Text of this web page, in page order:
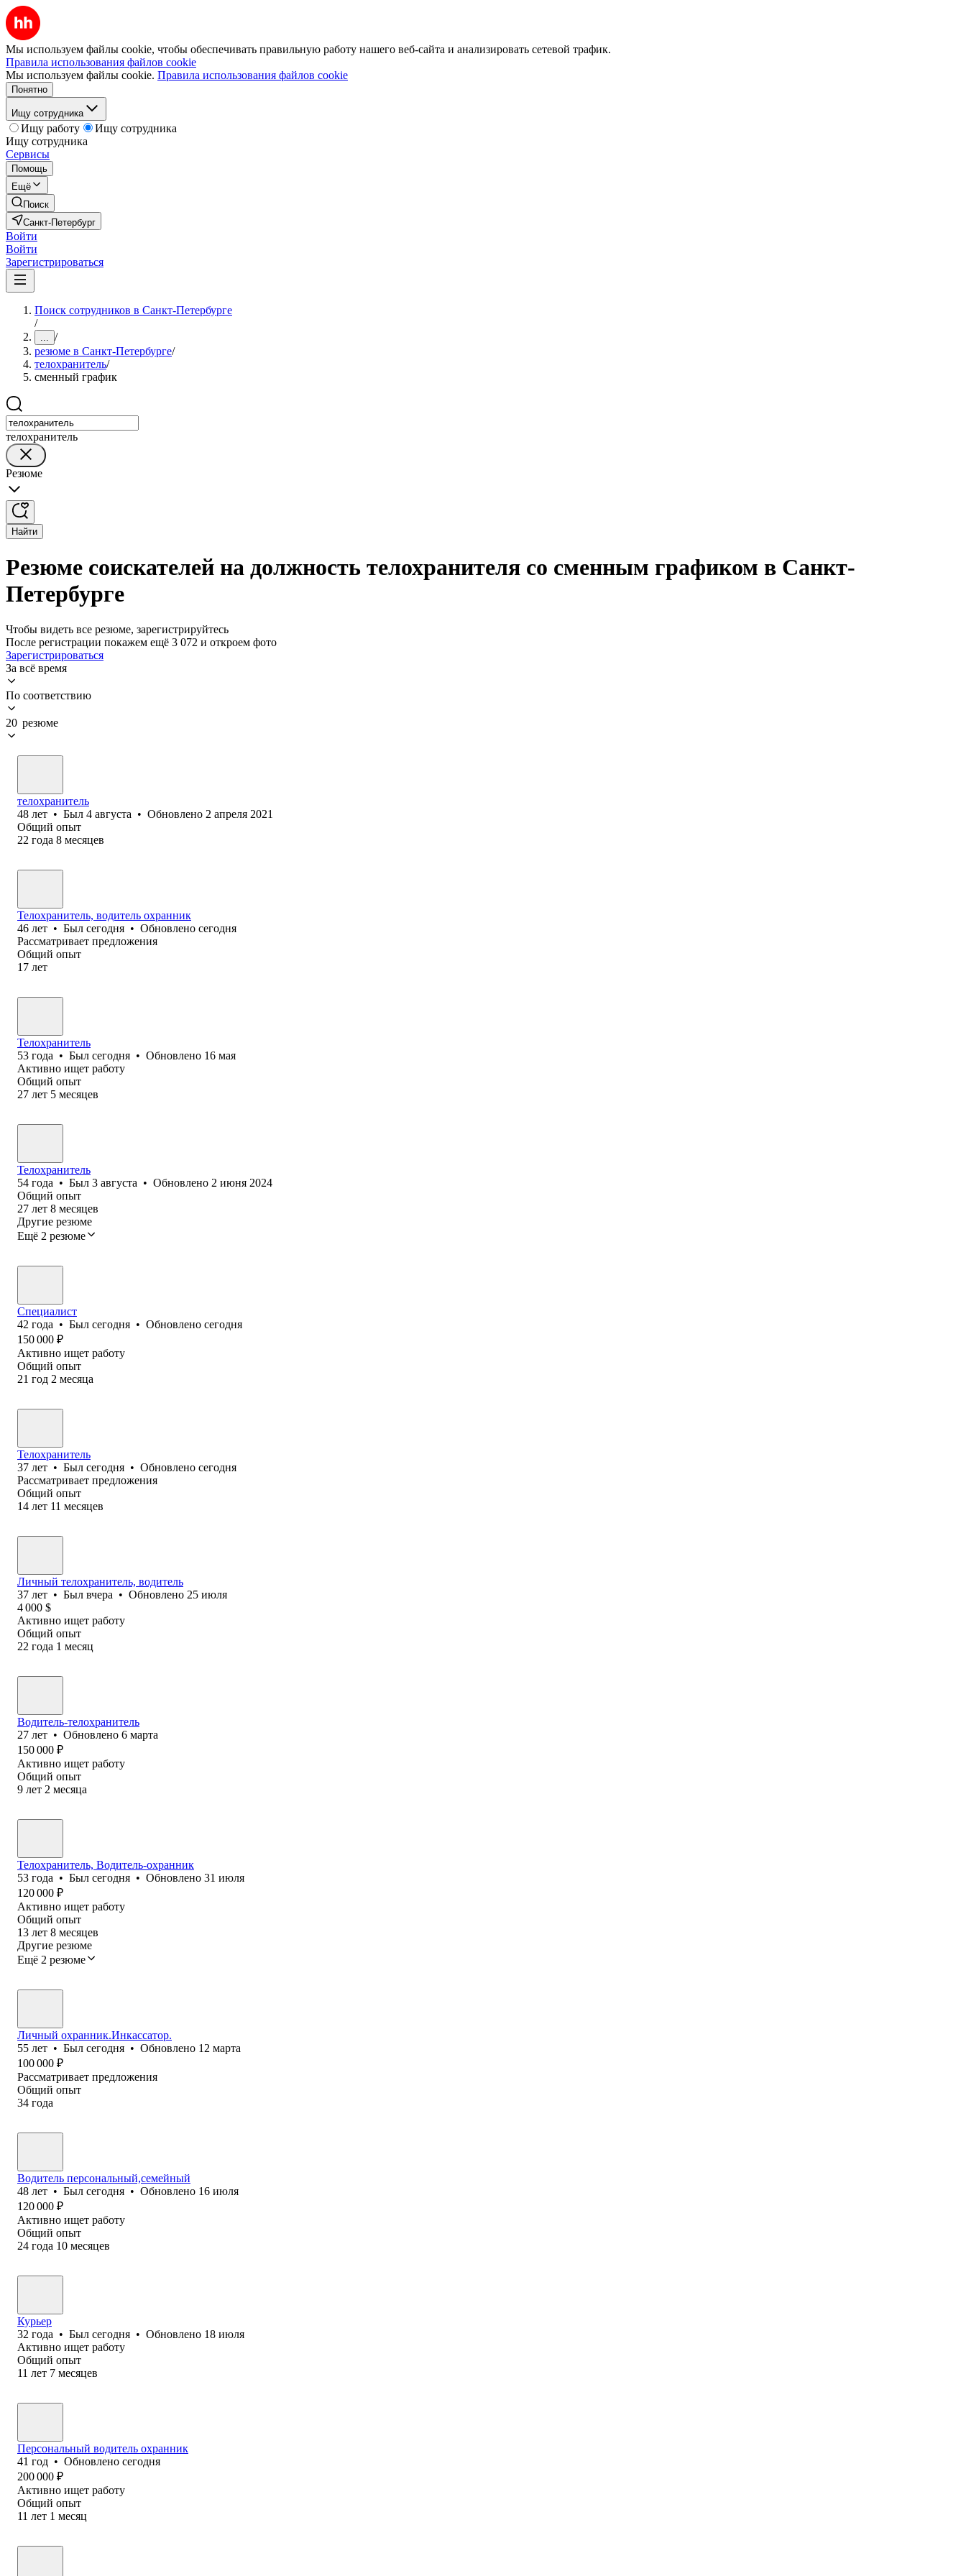
Мы используем файлы cookie, чтобы обеспечивать правильную работу нашего веб-сайта и анализировать сетевой трафик.
Правила использования файлов cookie
Мы используем файлы cookie. Правила использования файлов cookie
Понятно
Ищу сотрудника
Ищу работу
Ищу сотрудника
Ищу сотрудника
Сервисы
Помощь
Ещё
Поиск
Санкт-Петербург
Войти
Войти
Зарегистрироваться
Поиск сотрудников в Санкт-Петербурге
/
... /
резюме в Санкт-Петербурге/
телохранитель/
сменный график
телохранитель
Резюме
Найти
Резюме соискателей на должность телохранителя со сменным графиком в Санкт-
Петербурге
Чтобы видеть все резюме, зарегистрируйтесь
После регистрации покажем ещё 3 072 и откроем фото
Зарегистрироваться
За всё время
По соответствию
20 резюме
телохранитель
48 лет • Был 4 августа • Обновлено 2 апреля 2021
Общий опыт
22 года 8 месяцев
Телохранитель, водитель охранник
46 лет • Был сегодня • Обновлено сегодня
Рассматривает предложения
Общий опыт
17 лет
Телохранитель
53 года • Был сегодня • Обновлено 16 мая
Активно ищет работу
Общий опыт
27 лет 5 месяцев
Телохранитель
54 года • Был 3 августа • Обновлено 2 июня 2024
Общий опыт
27 лет 8 месяцев
Другие резюме
Ещё 2 резюме
Специалист
42 года • Был сегодня • Обновлено сегодня
150 000 ₽
Активно ищет работу
Общий опыт
21 год 2 месяца
Телохранитель
37 лет • Был сегодня • Обновлено сегодня
Рассматривает предложения
Общий опыт
14 лет 11 месяцев
Личный телохранитель, водитель
37 лет • Был вчера • Обновлено 25 июля
4 000 $
Активно ищет работу
Общий опыт
22 года 1 месяц
Водитель-телохранитель
27 лет • Обновлено 6 марта
150 000 ₽
Активно ищет работу
Общий опыт
9 лет 2 месяца
Телохранитель, Водитель-охранник
53 года • Был сегодня • Обновлено 31 июля
120 000 ₽
Активно ищет работу
Общий опыт
13 лет 8 месяцев
Другие резюме
Ещё 2 резюме
Личный охранник.Инкассатор.
55 лет • Был сегодня • Обновлено 12 марта
100 000 ₽
Рассматривает предложения
Общий опыт
34 года
Водитель персональный,семейный
48 лет • Был сегодня • Обновлено 16 июля
120 000 ₽
Активно ищет работу
Общий опыт
24 года 10 месяцев
Курьер
32 года • Был сегодня • Обновлено 18 июля
Активно ищет работу
Общий опыт
11 лет 7 месяцев
Персональный водитель охранник
41 год • Обновлено сегодня
200 000 ₽
Активно ищет работу
Общий опыт
11 лет 1 месяц